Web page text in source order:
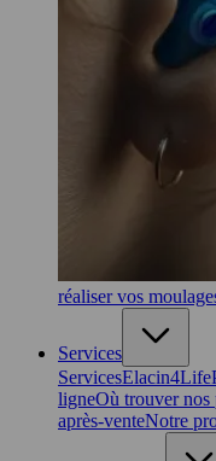
réaliser vos
Services
ServicesElacin4Life
ligneOù trouver nos
après-venteNotre